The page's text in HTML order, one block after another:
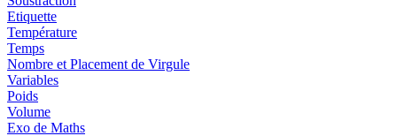
Etiquette
Température
Temps
Nombre et Placement de Virgule
Variables
Poids
Volume
Exo de Maths